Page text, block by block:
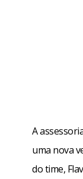
A
uma nova
do time,